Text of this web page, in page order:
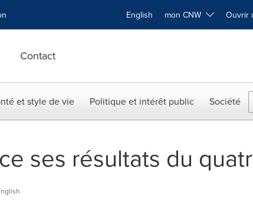
English mon CNW Ouvrir
Contact
et style de vie Politique et intérêt public Société
ses résultats du